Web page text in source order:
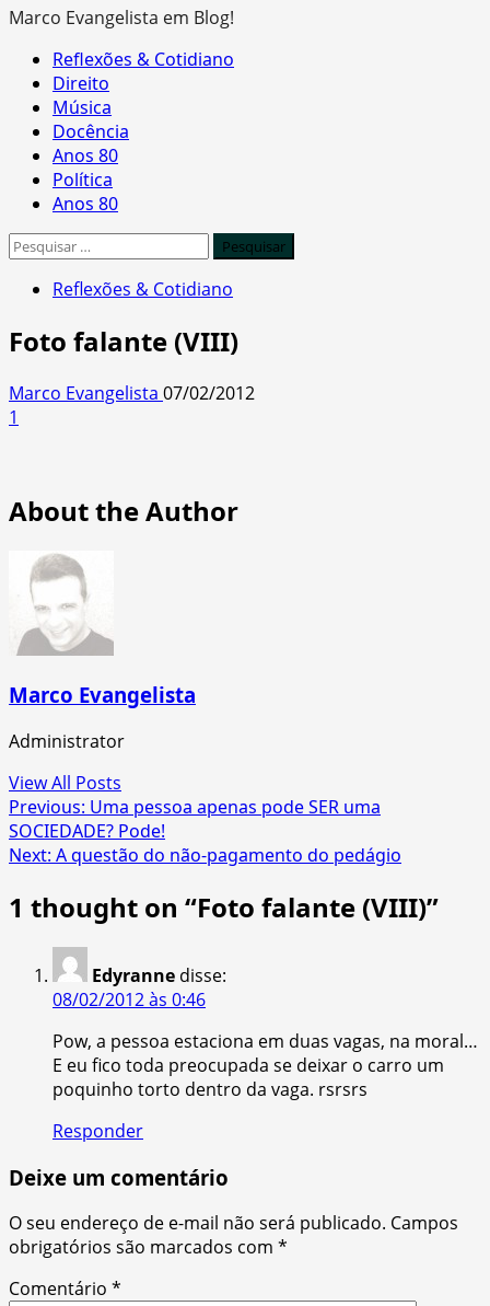
Marco Evangelista em Blog!
Primary
Menu
Reflexões & Cotidiano
Direito
Música
Docência
Anos 80
Política
Anos 80
Pesquisar
Reflexões & Cotidiano
Foto falante (VIII)
Marco Evangelista 07/02/2012
1
About the Author
Marco Evangelista
Administrator
View All Posts
Post
navigation
Previous: Uma pessoa apenas pode SER uma
SOCIEDADE? Pode!
Next: A questão do não-pagamento do pedágio
1 thought on “Foto falante (VIII)”
Edyranne disse:
08/02/2012 às 0:46
Pow, a pessoa estaciona em duas vagas, na moral…
E eu fico toda preocupada se deixar o carro um
poquinho torto dentro da vaga. rsrsrs
Responder
Deixe um comentário
O seu endereço de e-mail não será publicado. Campos
obrigatórios são marcados com *
Comentário *